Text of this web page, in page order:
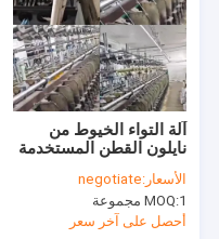
فيديوهات
حولنا
جولة في المصنع
مراقبة الجودة
أخبار
آلة التواء الخيوط من
نايلون القطن المستخدمة
5000r/min
الأسعار:negotiate
MOQ:1 مجموعة
أحصل على آخر سعر